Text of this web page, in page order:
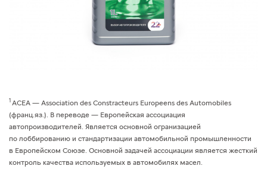
1 АСЕА — Association des Constracteurs Europeens des Automobiles
(франц.яз.). В переводе — Европейская ассоциация
автопроизводителей. Является основной огранизацией
по лоббированию и стандартизации автомобильной промышленности
в Европейском Союзе. Основной задачей ассоциации является жесткий
контроль качества используемых в автомобилях масел.